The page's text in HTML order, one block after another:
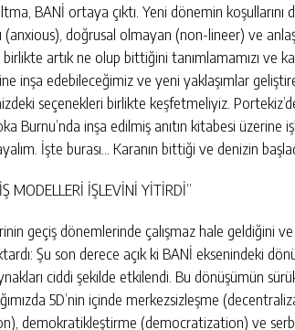
BANİ ortaya çıktı. Yeni dönemin
(anxious), doğrusal olmayan (non-lineer) ve
artık ne olup bittiğini tanımlamamızı ve
inşa edebileceğimiz ve yeni yaklaşımlar
seçenekleri birlikte keşfetmeliyiz.
Burnu’nda inşa edilmiş anıtın kitabesi üzerine
İşte burası… Karanın bittiği ve denizin
MODELLERİ İŞLEVİNİ YİTİRDİ”
geçiş dönemlerinde çalışmaz hale geldiğini
Şu son derece açık ki BANİ eksenindeki
ciddi şekilde etkilendi. Bu dönüşümün
5D’nin içinde merkezsizleşme
demokratikleştirme (democratization) ve